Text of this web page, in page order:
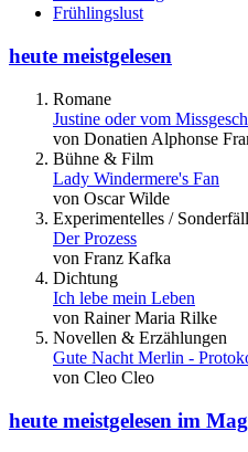
Frühlingslust
heute meistgelesen
Romane
Justine oder vom
von Donatien Alphonse
Bühne & Film
Lady Windermere's Fan
von Oscar Wilde
Experimentelles /
Der Prozess
von Franz Kafka
Dichtung
Ich lebe mein Leben
von Rainer Maria Rilke
Novellen & Erzählungen
Gute Nacht Merlin -
von Cleo Cleo
heute meistgelesen im